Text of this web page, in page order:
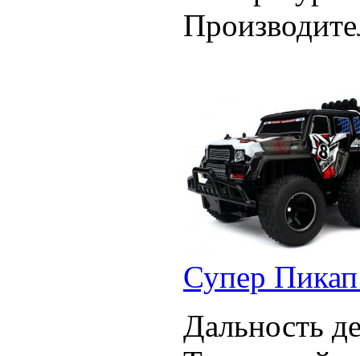
Супер
Дальность